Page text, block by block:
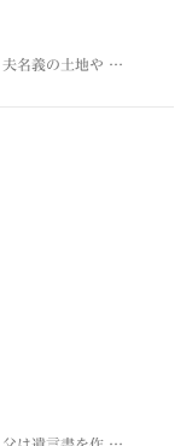
夫名義の土地や …